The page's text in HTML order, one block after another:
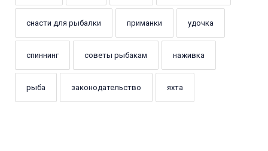
снасти для рыбалки приманки удочка
спиннинг советы рыбакам наживка
рыба законодательство яхта